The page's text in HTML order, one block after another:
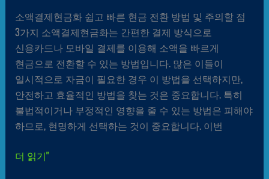
소액결제현금화 쉽고 빠른 현금 전환 방법 및 주의할 점
3가지 소액결제현금화는 간편한 결제 방식으로
신용카드나 모바일 결제를 이용해 소액을 빠르게
현금으로 전환할 수 있는 방법입니다. 많은 이들이
일시적으로 자금이 필요한 경우 이 방법을 선택하지만,
안전하고 효율적인 방법을 찾는 것은 중요합니다. 특히
불법적이거나 부정적인 영향을 줄 수 있는 방법은 피해야
하므로, 현명하게 선택하는 것이 중요합니다. 이번
더 읽기"